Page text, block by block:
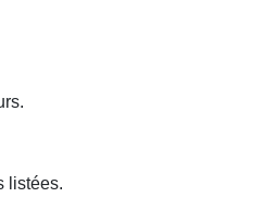
listées.